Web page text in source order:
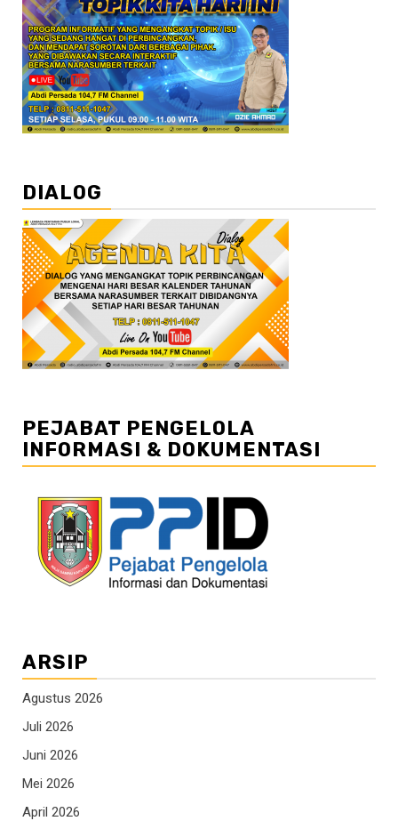
DIALOG
PEJABAT PENGELOLA
INFORMASI & DOKUMENTASI
ARSIP
Agustus 2026
Juli 2026
Juni 2026
Mei 2026
April 2026